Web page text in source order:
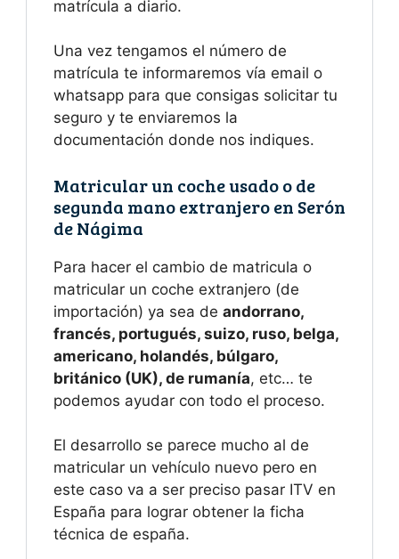
matrícula a diario.
Una vez tengamos el número de
matrícula te informaremos vía email o
whatsapp para que consigas solicitar tu
seguro y te enviaremos la
documentación donde nos indiques.
Matricular un coche usado o de
segunda mano extranjero en Serón
de Nágima
Para hacer el cambio de matricula o
matricular un coche extranjero (de
importación) ya sea de andorrano,
francés, portugués, suizo, ruso, belga,
americano, holandés, búlgaro,
británico (UK), de rumanía, etc… te
podemos ayudar con todo el proceso.
El desarrollo se parece mucho al de
matricular un vehículo nuevo pero en
este caso va a ser preciso pasar ITV en
España para lograr obtener la ficha
técnica de españa.